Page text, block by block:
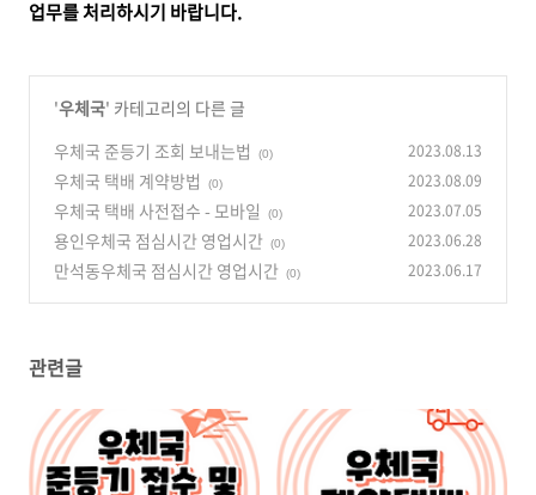
업무를 처리하시기 바랍니다.
'우체국' 카테고리의 다른 글
우체국 준등기 조회 보내는법
(0) 2023.08.13
우체국 택배 계약방법 (0) 2023.08.09
우체국 택배 사전접수 - 모바일 (0) 2023.07.05
용인우체국 점심시간 영업시간 (0) 2023.06.28
만석동우체국 점심시간 영업시간 (0) 2023.06.17
관련글